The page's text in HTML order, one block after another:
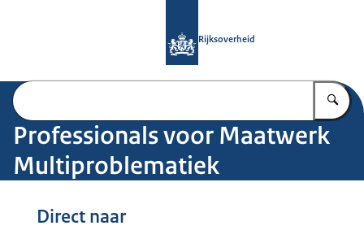
Rijksoverheid
Professionals voor Maatwerk
Multiproblematiek
Direct naar